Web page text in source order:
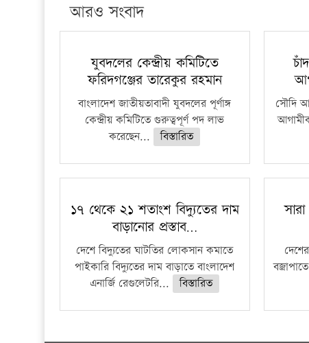
আরও সংবাদ
যুবদলের কেন্দ্রীয় কমিটিতে
ফরিদগঞ্জের তারেকুর রহমান
বাংলাদেশ জাতীয়তাবাদী যুবদলের পূর্ণাঙ্গ
কেন্দ্রীয় কমিটিতে গুরুত্বপূর্ণ পদ লাভ
করেছেন...
বিস্তারিত
সৌদি
১৭ থেকে ২১ শতাংশ বিদ্যুতের দাম
বাড়ানোর প্রস্তাব…
দেশে বিদ্যুতের ঘাটতির লোকসান কমাতে
পাইকারি বিদ্যুতের দাম বাড়াতে বাংলাদেশ
এনার্জি রেগুলেটরি...
বিস্তারিত